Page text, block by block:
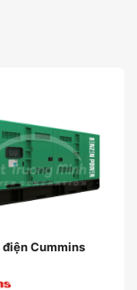
điện Cummins